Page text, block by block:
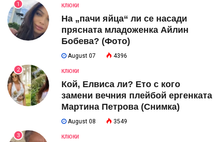
1 КЛЮКИ
На „пачи яйца“ ли се насади
прясната младоженка Айлин
Бобева? (Фото)
August 07 4396
2 КЛЮКИ
Кой, Елвиса ли? Ето с кого
замени вечния плейбой ергенката
Мартина Петрова (Снимка)
August 08 3549
3 КЛЮКИ